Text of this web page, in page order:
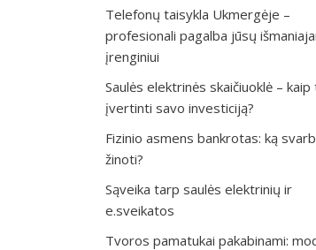
Telefonų taisykla Ukmergėje –
profesionali pagalba jūsų
įrenginiui
Saulės elektrinės skaičiuoklė – kaip
įvertinti savo investiciją?
Fizinio asmens bankrotas: ką
žinoti?
Sąveika tarp saulės elektrinių ir
e.sveikatos
Tvoros pamatukai pakabinami: